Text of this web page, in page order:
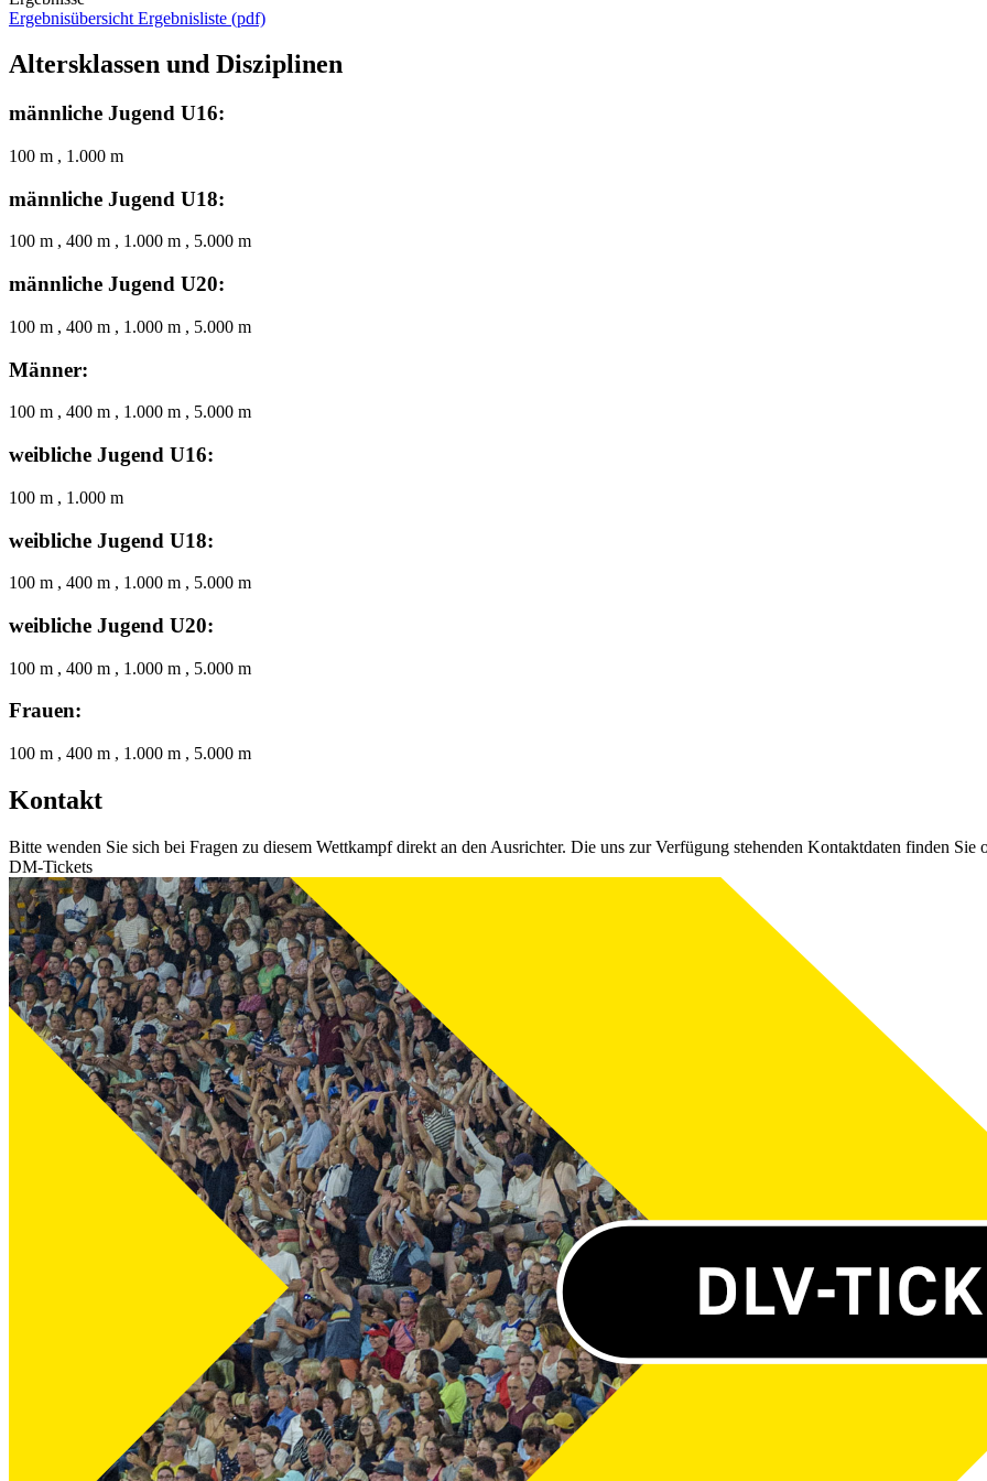
Ergebnisübersicht Ergebnisliste (pdf)
Altersklassen und Disziplinen
männliche Jugend U16:
100 m , 1.000 m
männliche Jugend U18:
100 m , 400 m , 1.000 m , 5.000 m
männliche Jugend U20:
100 m , 400 m , 1.000 m , 5.000 m
Männer:
100 m , 400 m , 1.000 m , 5.000 m
weibliche Jugend U16:
100 m , 1.000 m
weibliche Jugend U18:
100 m , 400 m , 1.000 m , 5.000 m
weibliche Jugend U20:
100 m , 400 m , 1.000 m , 5.000 m
Frauen:
100 m , 400 m , 1.000 m , 5.000 m
Kontakt
Bitte wenden Sie sich bei Fragen zu diesem Wettkampf direkt an den Ausrichter. Die uns zur Verfügung stehenden Kontaktdaten finden Sie
DM-Tickets